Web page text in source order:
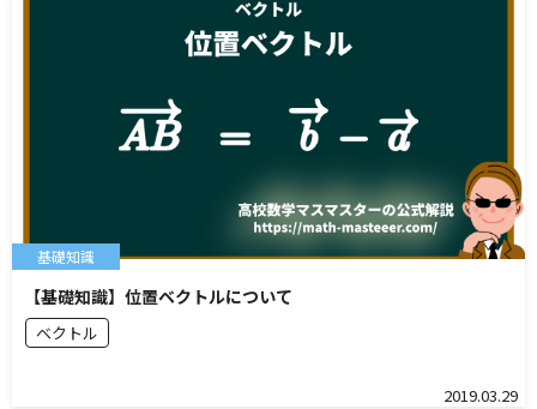
【基礎知識】位置ベクトルについて
ベクトル
基礎知識
2019.03.29